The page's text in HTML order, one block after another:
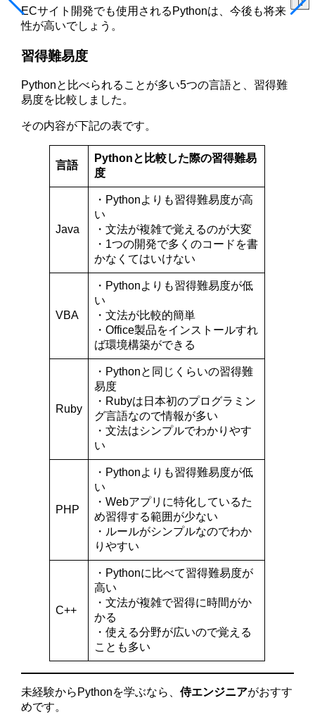
ECサイト開発でも使用されるPythonは、今後も将来
性が高いでしょう。
習得難易度
Pythonと比べられることが多い5つの言語と、習得難
易度を比較しました。
その内容が下記の表です。
言語
Pythonと比較した際の習得難易
度
Java
・Pythonよりも習得難易度が高
い
・文法が複雑で覚えるのが大変
・1つの開発で多くのコードを書
かなくてはいけない
VBA
・Pythonよりも習得難易度が低
い
・文法が比較的簡単
・Office製品をインストールすれ
ば環境構築ができる
Ruby
・Pythonと同じくらいの習得難
易度
・Rubyは日本初のプログラミン
グ言語なので情報が多い
・文法はシンプルでわかりやす
い
PHP
・Pythonよりも習得難易度が低
い
・Webアプリに特化しているた
め習得する範囲が少ない
・ルールがシンプルなのでわか
りやすい
C++
・Pythonに比べて習得難易度が
高い
・文法が複雑で習得に時間がか
かる
・使える分野が広いので覚える
ことも多い
未経験からPythonを学ぶなら、侍エンジニアがおすす
めです。